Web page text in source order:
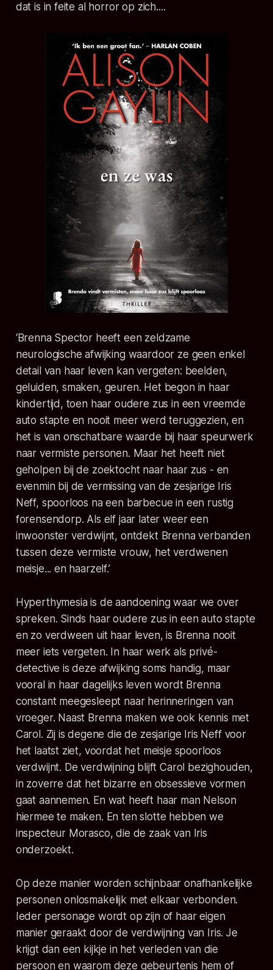
dat is in feite al horror op zich....
‘Brenna Spector heeft een zeldzame
neurologische afwijking waardoor ze geen enkel
detail van haar leven kan vergeten: beelden,
geluiden, smaken, geuren. Het begon in haar
kindertijd, toen haar oudere zus in een vreemde
auto stapte en nooit meer werd teruggezien, en
het is van onschatbare waarde bij haar speurwerk
naar vermiste personen. Maar het heeft niet
geholpen bij de zoektocht naar haar zus - en
evenmin bij de vermissing van de zesjarige Iris
Neff, spoorloos na een barbecue in een rustig
forensendorp. Als elf jaar later weer een
inwoonster verdwijnt, ontdekt Brenna verbanden
tussen deze vermiste vrouw, het verdwenen
meisje... en haarzelf.’
Hyperthymesia is de aandoening waar we over
spreken. Sinds haar oudere zus in een auto stapte
en zo verdween uit haar leven, is Brenna nooit
meer iets vergeten. In haar werk als privé-
detective is deze afwijking soms handig, maar
vooral in haar dagelijks leven wordt Brenna
constant meegesleept naar herinneringen van
vroeger. Naast Brenna maken we ook kennis met
Carol. Zij is degene die de zesjarige Iris Neff voor
het laatst ziet, voordat het meisje spoorloos
verdwijnt. De verdwijning blijft Carol bezighouden,
in zoverre dat het bizarre en obsessieve vormen
gaat aannemen. En wat heeft haar man Nelson
hiermee te maken. En ten slotte hebben we
inspecteur Morasco, die de zaak van Iris
onderzoekt.
Op deze manier worden schijnbaar onafhankelijke
personen onlosmakelijk met elkaar verbonden.
Ieder personage wordt op zijn of haar eigen
manier geraakt door de verdwijning van Iris. Je
krijgt dan een kijkje in het verleden van die
persoon en waarom deze gebeurtenis hem of